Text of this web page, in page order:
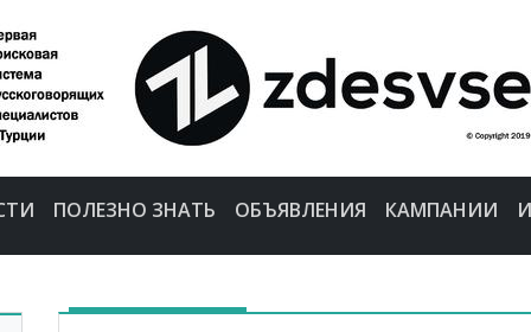
ПОЛЕЗНО ЗНАТЬ ОБЪЯВЛЕНИЯ КАМПАНИИ